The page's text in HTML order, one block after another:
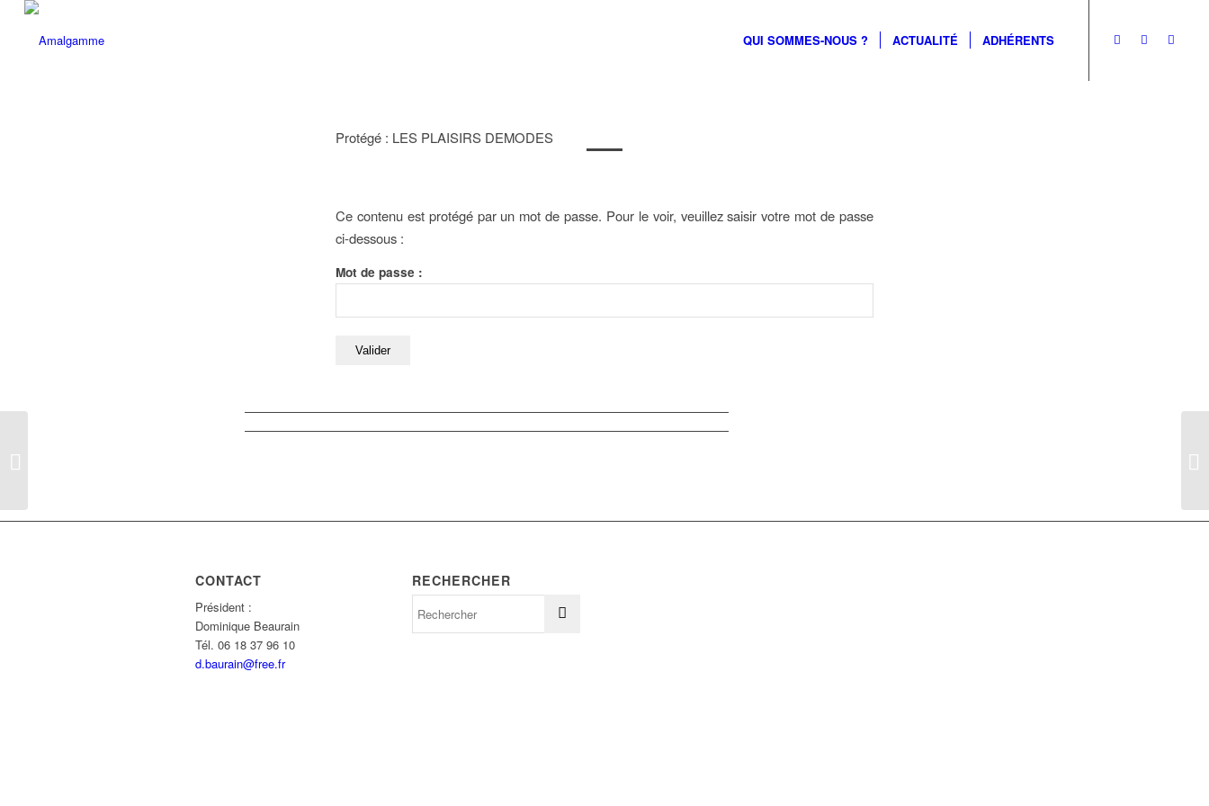
QUI SOMMES-NOUS ? ACTUALITÉ ADHÉRENTS
Protégé : LES PLAISIRS DEMODES
Ce contenu est protégé par un mot de passe. Pour le voir, veuillez saisir votre mot de passe
ci-dessous :
Mot de passe :
CONTACT
Président :
Dominique Beaurain
Tél. 06 18 37 96 10
d.baurain@free.fr
RECHERCHER